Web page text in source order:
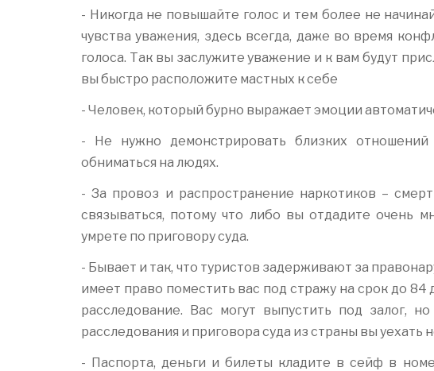
- Никогда не повышайте голос и тем более не
чувства уважения, здесь всегда, даже во время
голоса. Так вы заслужите уважение и к вам будут
вы быстро расположите мастных к себе
- Человек, который бурно выражает эмоции
- Не нужно демонстрировать близких
обниматься на людях.
- За провоз и распространение наркотиков –
связываться, потому что либо вы отдадите очень
умрете по приговору суда.
- Бывает и так, что туристов задерживают за
имеет право поместить вас под стражу на срок до 84
расследование. Вас могут выпустить под залог,
расследования и приговора суда из страны вы уехать
- Паспорта, деньги и билеты кладите в сейф в